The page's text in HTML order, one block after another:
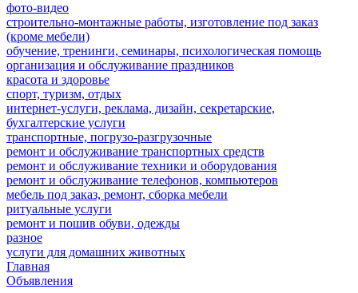
фото-видео
строительно-монтажные работы, изготовление под заказ
(кроме мебели)
обучение, тренинги, семинары, психологическая помощь
организация и обслуживание праздников
красота и здоровье
спорт, туризм, отдых
интернет-услуги, реклама, дизайн, секретарские,
бухгалтерские услуги
транспортные, погрузо-разгрузочные
ремонт и обслуживание транспортных средств
ремонт и обслуживание техники и оборудования
ремонт и обслуживание телефонов, компьютеров
мебель под заказ, ремонт, сборка мебели
ритуальные услуги
ремонт и пошив обуви, одежды
разное
услуги для домашних животных
Главная
Объявления